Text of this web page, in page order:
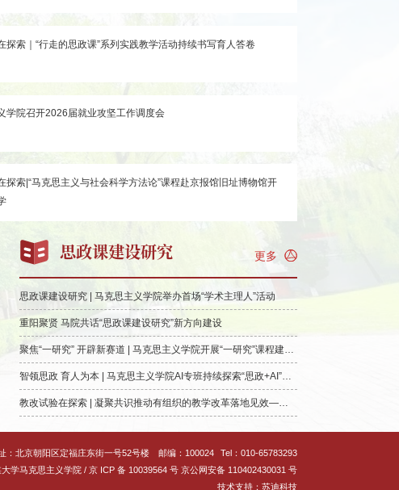
探索｜“行走的思政课”系列实践教学活动持续书写育人答卷
学院召开2026届就业攻坚工作调度会
探索|“马克思主义与社会科学方法论”课程赴京报馆旧址博物馆开
思政课建设研究
思政课建设研究 | 马克思主义学院举办首场“学术主理人”活动
重阳聚贤 马院共话“思政课建设研究”新方向建设
聚焦“一研究” 开辟新赛道 | 马克思主义学院开展“一研究”课程建设大讨论
智领思政 育人为本 | 马克思主义学院AI专班持续探索“思政+AI”新路径
教改试验在探索 | 凝聚共识推动有组织的教学改革落地见效——马克思主义学院召开思政课教改项目成果进展汇报会
：北京朝阳区定福庄东街一号52号楼 邮编：100024
Tel：010-65783293
学马克思主义学院 / 京 ICP 备 10039564 号 京公网安备 110402430031 号
技术支持：苏迪科技